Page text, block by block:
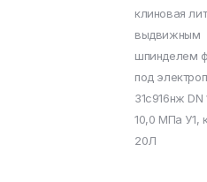
клиновая
выдвижным
шпинделем
под
31с916нж DN
10,0 МПа У1,
20Л